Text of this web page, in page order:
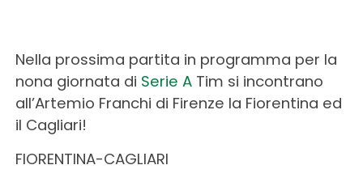
Nella prossima partita in programma per la
nona giornata di Serie ATim si incontrano
all’Artemio Franchi di Firenze la Fiorentina ed
il Cagliari!
FIORENTINA-CAGLIARI